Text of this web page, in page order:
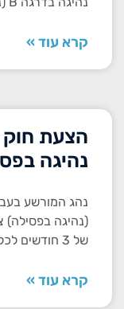
קרא עוד »
הצעת חוק
נהיגה
נהג המורשע
(נהיגה בפסילה)
של 3 חודשים לכל הפחות. כיום, קובע החוק
קרא עוד »